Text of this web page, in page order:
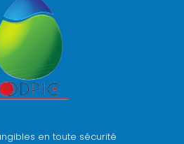
en toute sécurité